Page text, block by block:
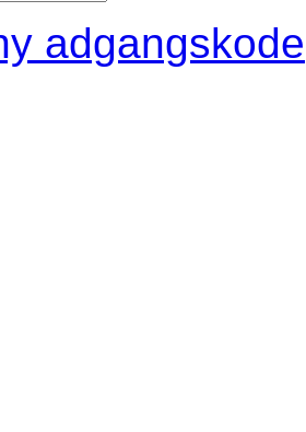
adgangskode